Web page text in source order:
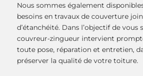
Nous sommes également
besoins en travaux de couverture
d’étanchéité. Dans l’objectif de vous
couvreur-zingueur intervient
toute pose, réparation et entretien,
préserver la qualité de votre toiture.